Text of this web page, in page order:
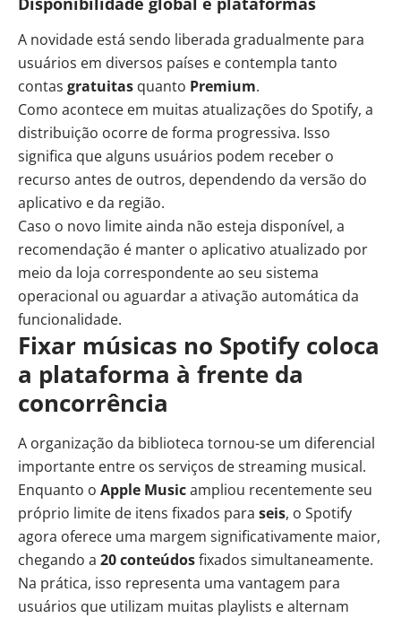
A novidade está sendo liberada gradualmente para
usuários em diversos países e contempla tanto
contas gratuitas quanto Premium.
Como acontece em muitas atualizações do Spotify, a
distribuição ocorre de forma progressiva. Isso
significa que alguns usuários podem receber o
recurso antes de outros, dependendo da versão do
aplicativo e da região.
Caso o novo limite ainda não esteja disponível, a
recomendação é manter o aplicativo atualizado por
meio da loja correspondente ao seu sistema
operacional ou aguardar a ativação automática da
funcionalidade.
Fixar músicas no Spotify coloca
a plataforma à frente da
concorrência
A organização da biblioteca tornou-se um diferencial
importante entre os serviços de streaming musical.
Enquanto o Apple Musicampliou recentemente seu
próprio limite de itens fixados para seis, o Spotify
agora oferece uma margem significativamente maior,
chegando a 20 conteúdosfixados simultaneamente.
Na prática, isso representa uma vantagem para
usuários que utilizam muitas playlists e alternam